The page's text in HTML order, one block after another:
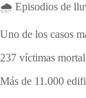
🌧️ Episodios de
Uno de los casos
237 víctimas
Más de 11.000